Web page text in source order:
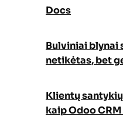
Docs
Bulviniai blynai
netikėtas, bet
Klientų
kaip Odoo